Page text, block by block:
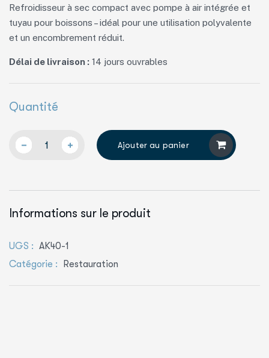
Refroidisseur à sec compact avec pompe à air intégrée et
tuyau pour boissons – idéal pour une utilisation polyvalente
et un encombrement réduit.
Délai de livraison : 14 jours ouvrables
Quantité
Ajouter au panier
Informations sur le produit
UGS : AK40-1
Catégorie :
Restauration